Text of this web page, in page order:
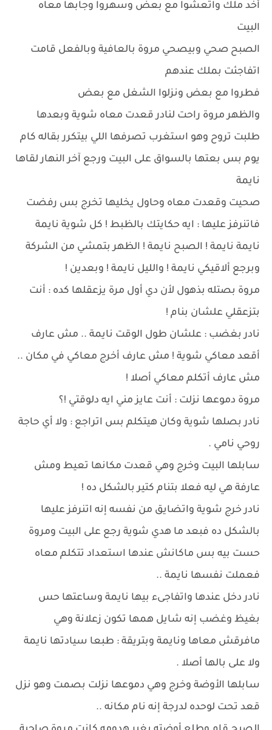
أخد ملك واتعشوا مع بعض وسهروا وجابها معاه
البيت
الصبح صحي وبيصحي مروة بالعافية وبالفعل قامت
اتفاجئت بملك عندهم
فطروا مع بعض ونزلوا الشغل مع بعض
والظهر مروة راحت لنادر قعدت معاه شوية وبعدها
طلبت تروح وهو استغرب تصرفها اللي بيتكرر بقاله كام
يوم بس بعتها بالسواق على البيت ورجع آخر النهار لقاها
نايمة
صحيت وقعدت معاه وحاول يخليها تخرج بس رفضت
فاتنرفز عليها : ايه حكايتك بالظبط ! كل شوية نايمة
نايمة نايمة ! الصبح نايمة ! الظهر بتمشي من الشركة
وبرجع ألاقيكي نايمة ! والليل نايمة ! وبعدين !
مروة بصتله بذهول لأن دي أول مرة يزعقلها كده : أنت
بتزعقلي علشان بنام !
نادر بغضب : علشان طول الوقت نايمة .. مش عارف
أقعد معاكي شوية ! مش عارف أخرج معاكي في مكان ..
مش عارف أتكلم معاكي أصلا !
مروة دموعها نزلت : أنت عايز مني ايه دلوقتي !؟
نادر بصلها شوية وكان هيتكلم بس اتراجع : ولا أي حاجة
روحي نامي .
سابلها البيت وخرج وهي قعدت مكانها تعيط ومش
عارفة هي ليه فعلا بتنام كتير بالشكل ده !
نادر خرج شوية واتضايق من نفسه إنه اتنرفز عليها
بالشكل ده فبعد ما هدي شوية رجع على البيت ومروة
حست بيه بس ماكانش عندها استعداد تتكلم معاه
فعملت نفسها نايمة ..
نادر دخل عندها واتفاجىء بيها نايمة وساعتها حس
بغيظ وغضب إنه شايل همها تكون زعلانة وهي
مافرقش معاها ونايمة وبتريقة : طبعا سيادتها نايمة
ولا على بالها أصلا .
سابلها الأوضة وخرج وهي دموعها نزلت بصمت وهو نزل
قعد تحت لوحده لدرجة إنه نام مكانه ..